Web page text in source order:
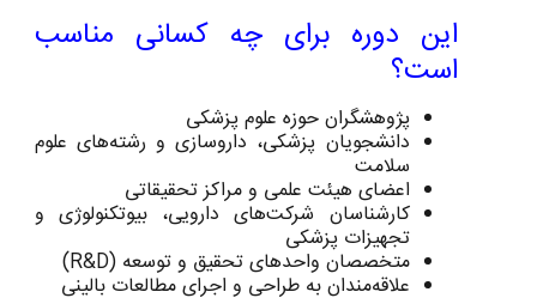
این دوره برای چه کسانی مناسب
است؟
پژوهشگران حوزه علوم پزشکی
دانشجویان پزشکی، داروسازی و رشته‌های علوم
سلامت
اعضای هیئت علمی و مراکز تحقیقاتی
کارشناسان شرکت‌های دارویی، بیوتکنولوژی و
تجهیزات پزشکی
متخصصان واحدهای تحقیق و توسعه (R&D)
علاقه‌مندان به طراحی و اجرای مطالعات بالینی